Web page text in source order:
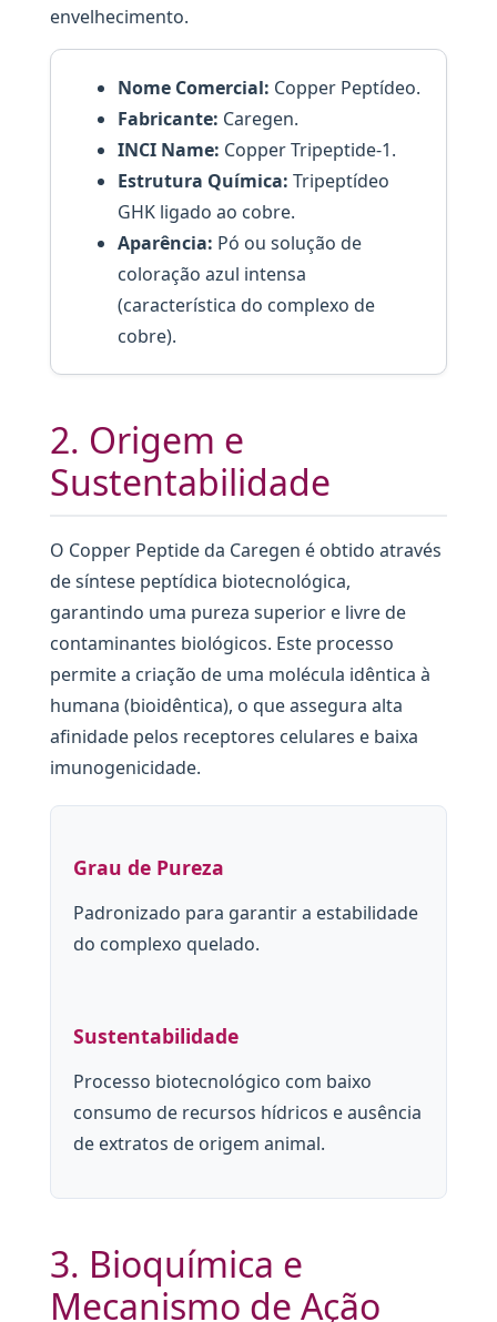
envelhecimento.
Nome Comercial: Copper Peptídeo.
Fabricante: Caregen.
INCI Name: Copper Tripeptide-1.
Estrutura Química: Tripeptídeo
GHK ligado ao cobre.
Aparência: Pó ou solução de
coloração azul intensa
(característica do complexo de
cobre).
2. Origem e
Sustentabilidade
O Copper Peptide da Caregen é obtido através
de síntese peptídica biotecnológica,
garantindo uma pureza superior e livre de
contaminantes biológicos. Este processo
permite a criação de uma molécula idêntica à
humana (bioidêntica), o que assegura alta
afinidade pelos receptores celulares e baixa
imunogenicidade.
Grau de Pureza
Padronizado para garantir a estabilidade
do complexo quelado.
Sustentabilidade
Processo biotecnológico com baixo
consumo de recursos hídricos e ausência
de extratos de origem animal.
3. Bioquímica e
Mecanismo de Ação